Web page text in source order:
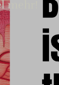
mehr!